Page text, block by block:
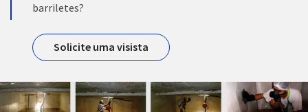
barriletes?
Solicite uma visista